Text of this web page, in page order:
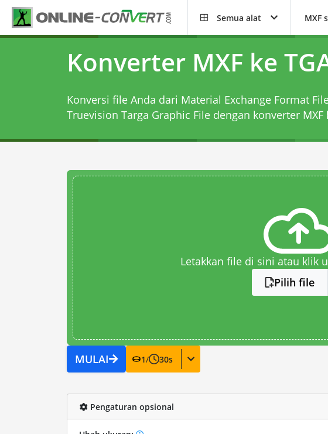
Semua alat MXF
Konverter MXF ke
Konversi file Anda dari Material Exchange Format
Truevision Targa Graphic File dengan konverter MXF
Letakkan file di sini atau klik
Pilih file
MULAI 1/ 30s
Pengaturan opsional